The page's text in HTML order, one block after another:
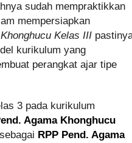
sudah mempraktikkan
mempersiapkan
Kelas III
kurikulum yang
perangkat ajar tipe
3 pada kurikulum
Agama Khonghucu
RPP Pend. Agama